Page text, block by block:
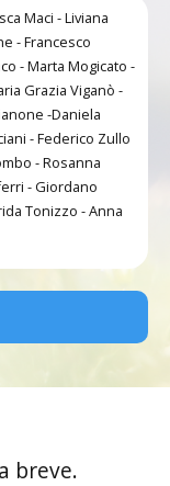
Maci - Liviana
- Francesco
- Marta Mogicato -
Grazia Viganò -
-Daniela
- Federico Zullo
- Rosanna
- Giordano
Tonizzo - Anna
breve.